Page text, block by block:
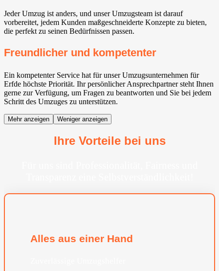
Jeder Umzug ist anders, und unser Umzugsteam ist darauf
vorbereitet, jedem Kunden maßgeschneiderte Konzepte zu bieten,
die perfekt zu seinen Bedürfnissen passen.
Freundlicher und kompetenter
Ein kompetenter Service hat für unser Umzugsunternehmen für
Erfde höchste Priorität. Ihr persönlicher Ansprechpartner steht Ihnen
gerne zur Verfügung, um Fragen zu beantworten und Sie bei jedem
Schritt des Umzuges zu unterstützen.
Mehr anzeigen Weniger anzeigen
Ihre Vorteile bei uns
Alles aus einer Hand